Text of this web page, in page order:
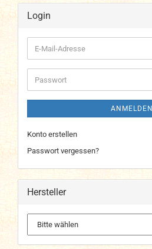
Login
E-
Mail-
Adresse
Passwort
ANMELDEN
Konto erstellen
Passwort vergessen?
Hersteller